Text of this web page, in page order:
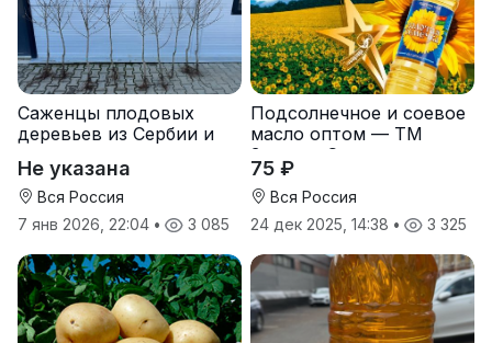
Саженцы плодовых
деревьев из Сербии и
Не указана
Вся Россия
7 янв 2026, 22:04 • 3 085
Подсолнечное и соевое
масло оптом — ТМ
Золотая Семечка
75 ₽
Вся Россия
24 дек 2025, 14:38 • 3 325